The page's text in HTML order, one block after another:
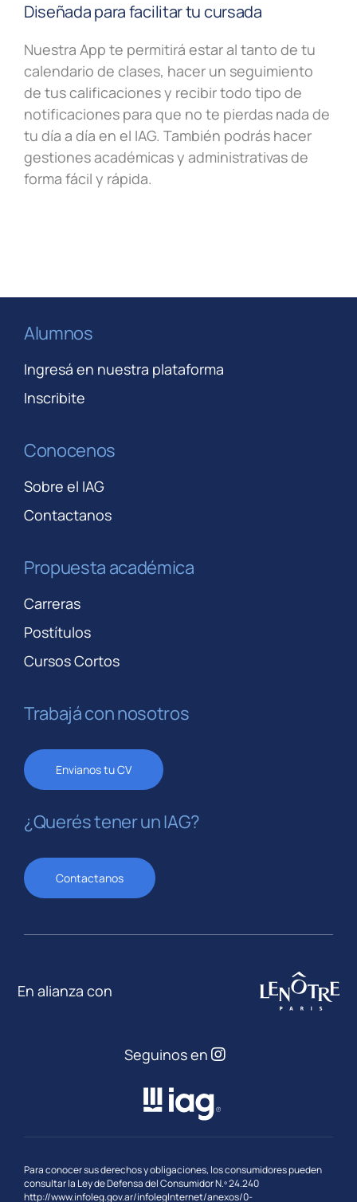
Diseñada para facilitar tu cursada
Nuestra App te permitirá estar al tanto de tu
calendario de clases, hacer un seguimiento
de tus calificaciones y recibir todo tipo de
notificaciones para que no te pierdas nada de
tu día a día en el IAG. También podrás hacer
gestiones académicas y administrativas de
forma fácil y rápida.
Alumnos
Ingresá en nuestra plataforma
Inscribite
Conocenos
Sobre el IAG
Contactanos
Propuesta académica
Carreras
Postítulos
Cursos Cortos
Trabajá con nosotros
Envianos tu CV
¿Querés tener un IAG?
Contactanos
Seguinos en
En alianza con
Para conocer sus derechos y obligaciones, los consumidores pueden
consultar la Ley de Defensa del Consumidor N.º 24.240
http://www.infoleg.gov.ar/infolegInternet/anexos/0-